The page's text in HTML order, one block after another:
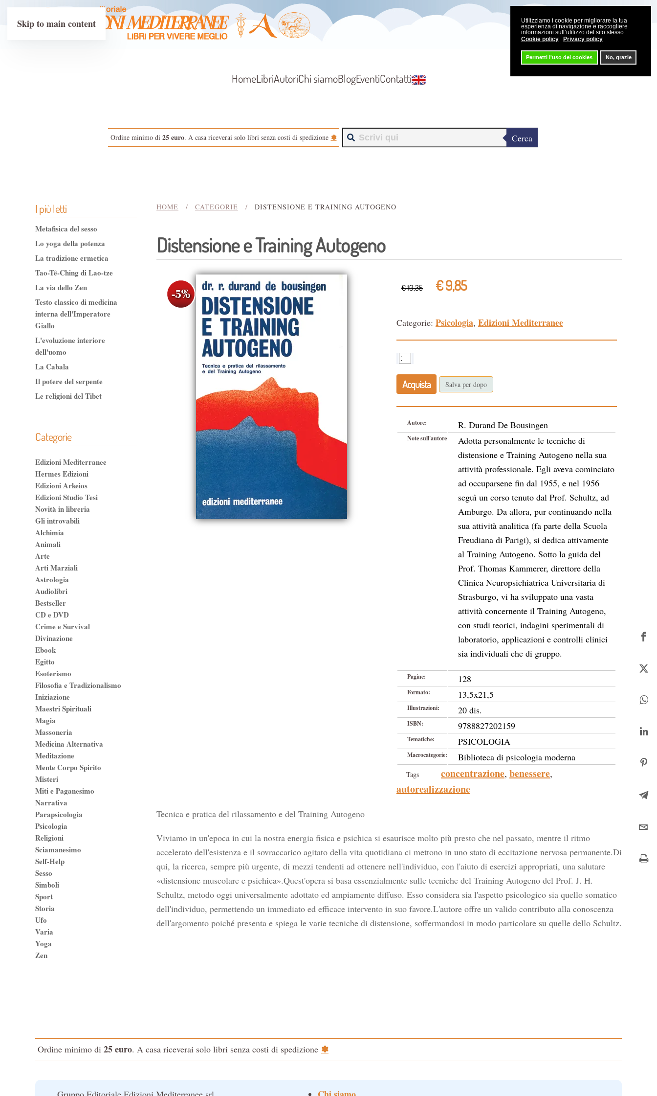
Utilizziamo i cookie per migliorare la tua
esperienza di navigazione e raccogliere
informazioni sull’utilizzo del sito stesso.
Cookie policy
Privacy policy
Permetti l'uso dei cookies No, grazie
Skip to main content
HomeLibriAutoriChi siamoBlogEventiContatti
Ordine minimo di 25 euro. A casa riceverai solo libri senza costi di spedizione ✽ Cerca
HOME CATEGORIE DISTENSIONE E TRAINING AUTOGENO
Distensione e Training Autogeno
€ 10,35 € 9,85
Categorie: Psicologia, Edizioni Mediterranee
Acquista Salva per dopo
Autore: R. Durand De Bousingen
Note sull'autore
Adotta personalmente le tecniche di
distensione e Training Autogeno nella sua
attività professionale. Egli aveva cominciato
ad occuparsene fin dal 1955, e nel 1956
seguì un corso tenuto dal Prof. Schultz, ad
Amburgo. Da allora, pur continuando nella
sua attività analitica (fa parte della Scuola
Freudiana di Parigi), si dedica attivamente
al Training Autogeno. Sotto la guida del
Prof. Thomas Kammerer, direttore della
Clinica Neuropsichiatrica Universitaria di
Strasburgo, vi ha sviluppato una vasta
attività concernente il Training Autogeno,
con studi teorici, indagini sperimentali di
laboratorio, applicazioni e controlli clinici
sia individuali che di gruppo.
Pagine: 128
Formato: 13,5x21,5
Illustrazioni: 20 dis.
ISBN: 9788827202159
Tematiche: PSICOLOGIA
Macrocategorie: Biblioteca di psicologia moderna
Tags concentrazione, benessere,
autorealizzazione
Tecnica e pratica del rilassamento e del Training Autogeno
Viviamo in un'epoca in cui la nostra energia fisica e psichica si esaurisce molto più presto che nel passato, mentre il ritmo
accelerato dell'esistenza e il sovraccarico agitato della vita quotidiana ci mettono in uno stato di eccitazione nervosa permanente.Di
qui, la ricerca, sempre più urgente, di mezzi tendenti ad ottenere nell'individuo, con l'aiuto di esercizi appropriati, una salutare
«distensione muscolare e psichica».Quest'opera si basa essenzialmente sulle tecniche del Training Autogeno del Prof. J. H.
Schultz, metodo oggi universalmente adottato ed ampiamente diffuso. Esso considera sia l'aspetto psicologico sia quello somatico
dell'individuo, permettendo un immediato ed efficace intervento in suo favore.L'autore offre un valido contributo alla conoscenza
dell'argomento poiché presenta e spiega le varie tecniche di distensione, soffermandosi in modo particolare su quelle dello Schultz.
I più letti
Metafisica del sesso
Lo yoga della potenza
La tradizione ermetica
Tao-Tê-Ching di Lao-tze
La via dello Zen
Testo classico di medicina
interna dell'Imperatore
Giallo
L'evoluzione interiore
dell'uomo
La Cabala
Il potere del serpente
Le religioni del Tibet
Categorie
Edizioni Mediterranee
Hermes Edizioni
Edizioni Arkeios
Edizioni Studio Tesi
Novità in libreria
Gli introvabili
Alchimia
Animali
Arte
Arti Marziali
Astrologia
Audiolibri
Bestseller
CD e DVD
Crime e Survival
Divinazione
Ebook
Egitto
Esoterismo
Filosofia e Tradizionalismo
Iniziazione
Maestri Spirituali
Magia
Massoneria
Medicina Alternativa
Meditazione
Mente Corpo Spirito
Misteri
Miti e Paganesimo
Narrativa
Parapsicologia
Psicologia
Religioni
Sciamanesimo
Self-Help
Sesso
Simboli
Sport
Storia
Ufo
Varia
Yoga
Zen
Ordine minimo di 25 euro. A casa riceverai solo libri senza costi di spedizione ✽